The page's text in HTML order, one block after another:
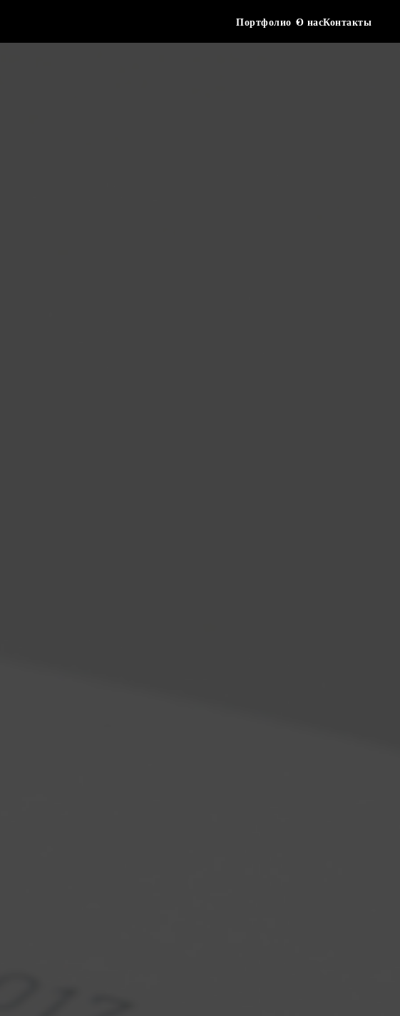
Портфолио О насКонтакты